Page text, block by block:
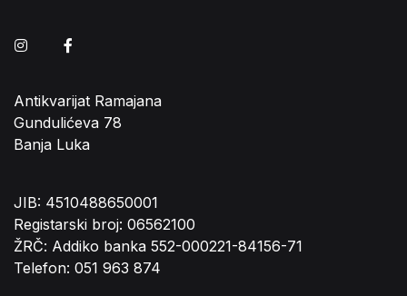
Instagram
Antikvarijat Ramajana
Gundulićeva 78
Banja Luka
JIB: 4510488650001
Registarski broj: 06562100
ŽRČ: Addiko banka 552-000221-84156-71
Telefon: 051 963 874